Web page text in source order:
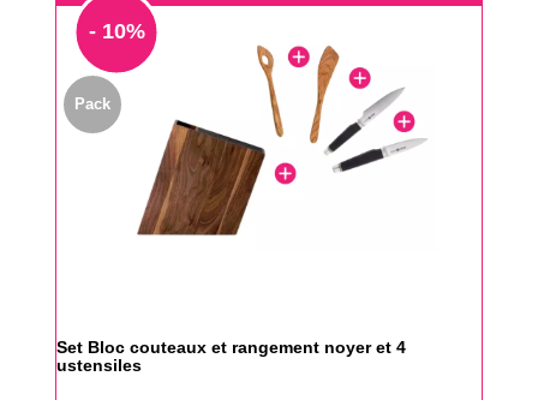
- 10%
Set Bloc couteaux et rangement noyer et 4
ustensiles
Pack